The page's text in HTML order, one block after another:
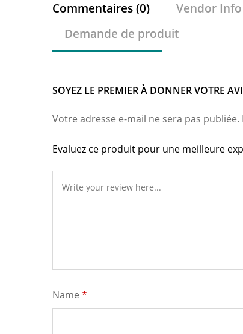
Commentaires (0) Vendor Info
Demande de produit
SOYEZ LE PREMIER À DONNER VOTRE
Votre adresse e-mail ne sera pas publiée.
Evaluez ce produit pour une meilleure
Name *